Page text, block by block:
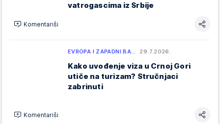
vatrogascima iz Srbije
Komentariši
EVROPA I ZAPADNI BA… 29.7.2026.
Kako uvođenje viza u Crnoj Gori
utiče na turizam? Stručnjaci
zabrinuti
Komentariši